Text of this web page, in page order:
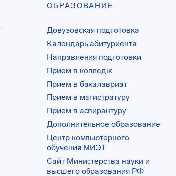
ОБРАЗОВАНИЕ
Довузовская подготовка
Календарь абитуриента
Направления подготовки
Прием в колледж
Прием в бакалавриат
Прием в магистратуру
Прием в аспирантуру
Дополнительное образование
Центр компьютерного
обучения МИЭТ
Сайт Министерства науки и
высшего образования РФ